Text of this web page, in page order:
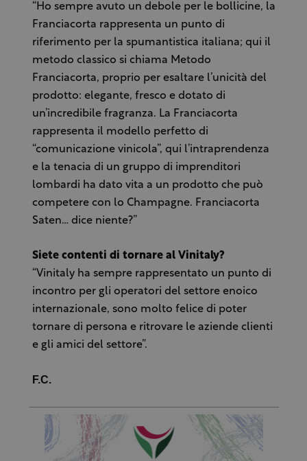
“Ho sempre avuto un debole per le bollicine, la
Franciacorta rappresenta un punto di
riferimento per la spumantistica italiana; qui il
metodo classico si chiama Metodo
Franciacorta, proprio per esaltare l’unicità del
prodotto: elegante, fresco e dotato di
un’incredibile fragranza. La Franciacorta
rappresenta il modello perfetto di
“comunicazione vinicola”, qui l’intraprendenza
e la tenacia di un gruppo di imprenditori
lombardi ha dato vita a un prodotto che può
competere con lo Champagne. Franciacorta
Saten… dice niente?”
Siete contenti di tornare al Vinitaly?
“Vinitaly ha sempre rappresentato un punto di
incontro per gli operatori del settore enoico
internazionale, sono molto felice di poter
tornare di persona e ritrovare le aziende clienti
e gli amici del settore”.
F.C.